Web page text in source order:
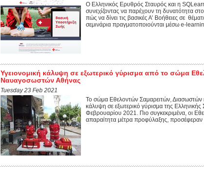
Ο Ελληνικός Ερυθρός Σταυρός και η
συνεχίζοντας να παρέχουν τη δυνατότητα
πώς να δίνει τις βασικές Α’ Βοήθειες σε
σεμινάρια πραγματοποιούνται μέσω e-
Υγειονομική κάλυψη σε εξωτερικό γύρισμα από το σώμα
Ναυαγοσωστών Αθήνας
Tuesday 23 Feb 2021
Το σώμα Εθελοντών Σαμαρειτών, Διασωστών
κάλυψη σε εξωτερικό γύρισμα της
Φεβρουαρίου 2021. Πιο συγκεκριμένα, οι
απαραίτητα μέτρα προφύλαξης, προσέφεραν